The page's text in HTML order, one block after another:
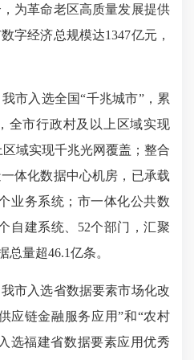
为革命老区高质量发展提供
字经济总规模达1347亿元，
入选全国“千兆城市”，累
全市行政村及以上区域实现
域实现千兆光网覆盖；整合
体化数据中心机房，已承载
业务系统；市一体化公共数
自建系统、52个部门，汇聚
总量超46.1亿条。
入选省数据要素市场化改
应链金融服务应用”和“农村
选福建省数据要素应用优秀